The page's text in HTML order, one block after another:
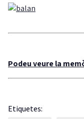
Podeu veure la
Etiquetes: